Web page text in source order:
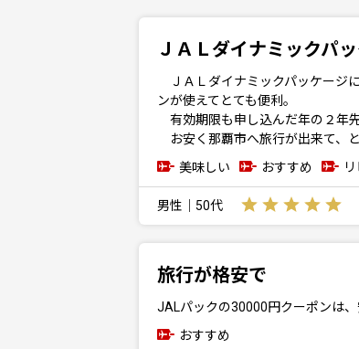
ＪＡＬダイナミックパ
ＪＡＬダイナミックパッケージ
ンが使えてとても便利。
有効期限も申し込んだ年の２年
お安く那覇市へ旅行が出来て、と
美味しい
おすすめ
男性｜50代
旅行が格安で
JALパックの30000円クーポンは
おすすめ